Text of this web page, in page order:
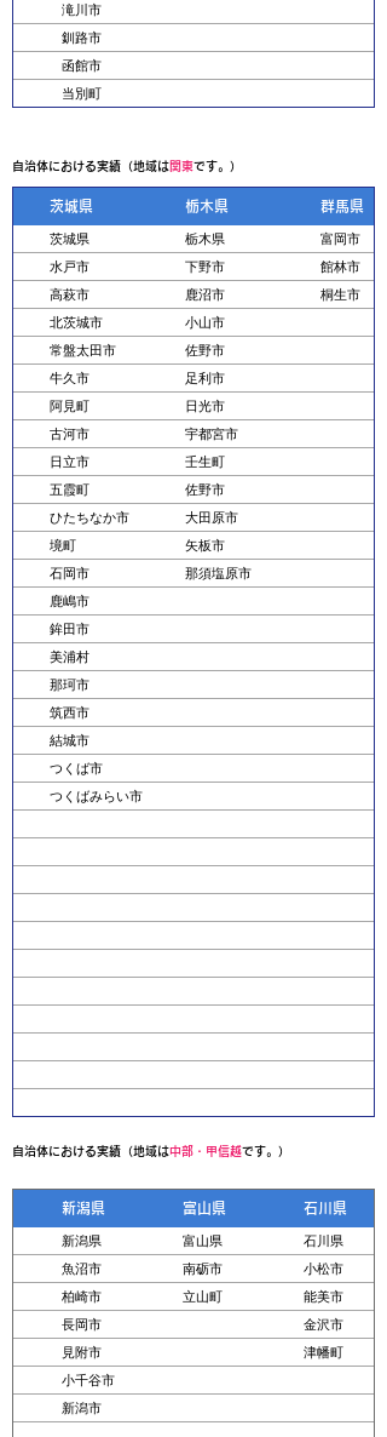
滝川市
釧路市
函館市
当別町
余市町
自治体における実績（地域は関東です。）
茨城県 栃木県 群馬県
茨城県 栃木県
富岡市
水戸市
下野市
館林市
高萩市
鹿沼市
桐生市
北茨城市
小山市
常盤太田市
佐野市
牛久市
足利市
阿見町
日光市
古河市
宇都宮市
日立市
壬生町
五霞町
佐野市
ひたちなか市
大田原市
境町
矢板市
石岡市
那須塩原市
鹿嶋市
鉾田市
美浦村
那珂市
筑西市
結城市
つくば市
つくばみらい市
自治体における実績（地域は中部・甲信越です。）
新潟県 富山県 石川県
新潟県 富山県
石川県
魚沼市
南砺市
小松市
柏崎市
立山町
能美市
長岡市
金沢市
見附市
津幡町
小千谷市
新潟市